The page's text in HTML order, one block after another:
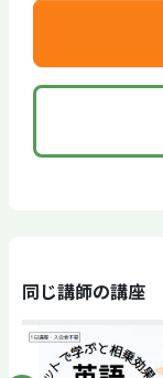
同じ講師の講座